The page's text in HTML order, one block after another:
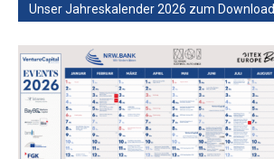
Unser Jahreskalender 2026 zum Download